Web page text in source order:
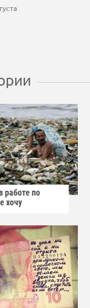
работе по
хочу